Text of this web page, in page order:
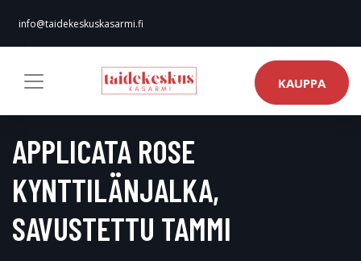
info@taidekeskuskasarmi.fi
KAUPPA
APPLICATA ROSE
KYNTTILÄNJALKA,
SAVUSTETTU TAMMI